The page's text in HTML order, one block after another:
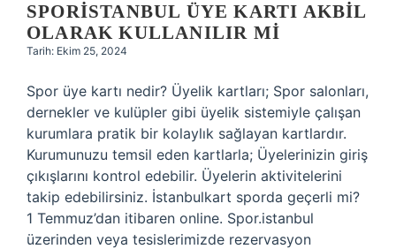
SPORISTANBUL ÜYE KARTI AKBIL
OLARAK KULLANILIR MI
Tarih: Ekim 25, 2024
Spor üye kartı nedir? Üyelik kartları; Spor salonları,
dernekler ve kulüpler gibi üyelik sistemiyle çalışan
kurumlara pratik bir kolaylık sağlayan kartlardır.
Kurumunuzu temsil eden kartlarla; Üyelerinizin giriş
çıkışlarını kontrol edebilir. Üyelerin aktivitelerini
takip edebilirsiniz. İstanbulkart sporda geçerli mi?
1 Temmuz’dan itibaren online. Spor.istanbul
üzerinden veya tesislerimizde rezervasyon